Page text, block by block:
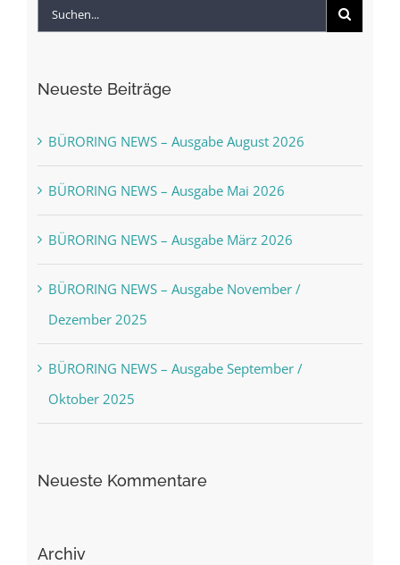
Suche
Neueste Beiträge
BÜRORING NEWS – Ausgabe August 2026
BÜRORING NEWS – Ausgabe Mai 2026
BÜRORING NEWS – Ausgabe März 2026
BÜRORING NEWS – Ausgabe November /
Dezember 2025
BÜRORING NEWS – Ausgabe September /
Oktober 2025
Neueste Kommentare
Archiv